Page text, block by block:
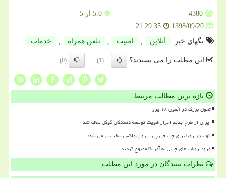
4380
5.0 از 5
1398/09/20
21:29:35
تگهای خبر:
آنلاین , امنیت , تلفن همراه , خدمات
این مطلب را می پسندید؟ (1)
(0)
تازه ترین مطالب مرتبط
تحول بزرگ در آیفون ۱۸ پرو
ایران از طرح جدید احراز هویت توسعه دهندگان گوگل معاف شد
قوانین اروپا برای چت جی پی تی و ربولکس سخت تر می شود
ورود روبات های چینی به آمریکا ممنوع گردید
نظرات بینندگان در مورد این مطلب